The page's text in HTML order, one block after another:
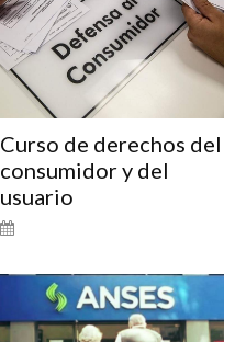
Curso de derechos del
consumidor y del
usuario